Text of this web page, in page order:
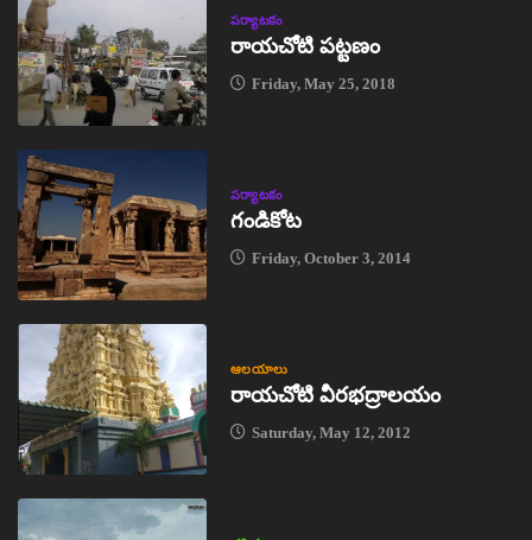
పర్యాటకం
రాయచోటి పట్టణం
Friday, May 25, 2018
పర్యాటకం
గండికోట
Friday, October 3, 2014
ఆలయాలు
రాయచోటి వీరభద్రాలయం
Saturday, May 12, 2012